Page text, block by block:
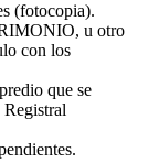
(fotocopia).
u otro
con los
que se
Registral